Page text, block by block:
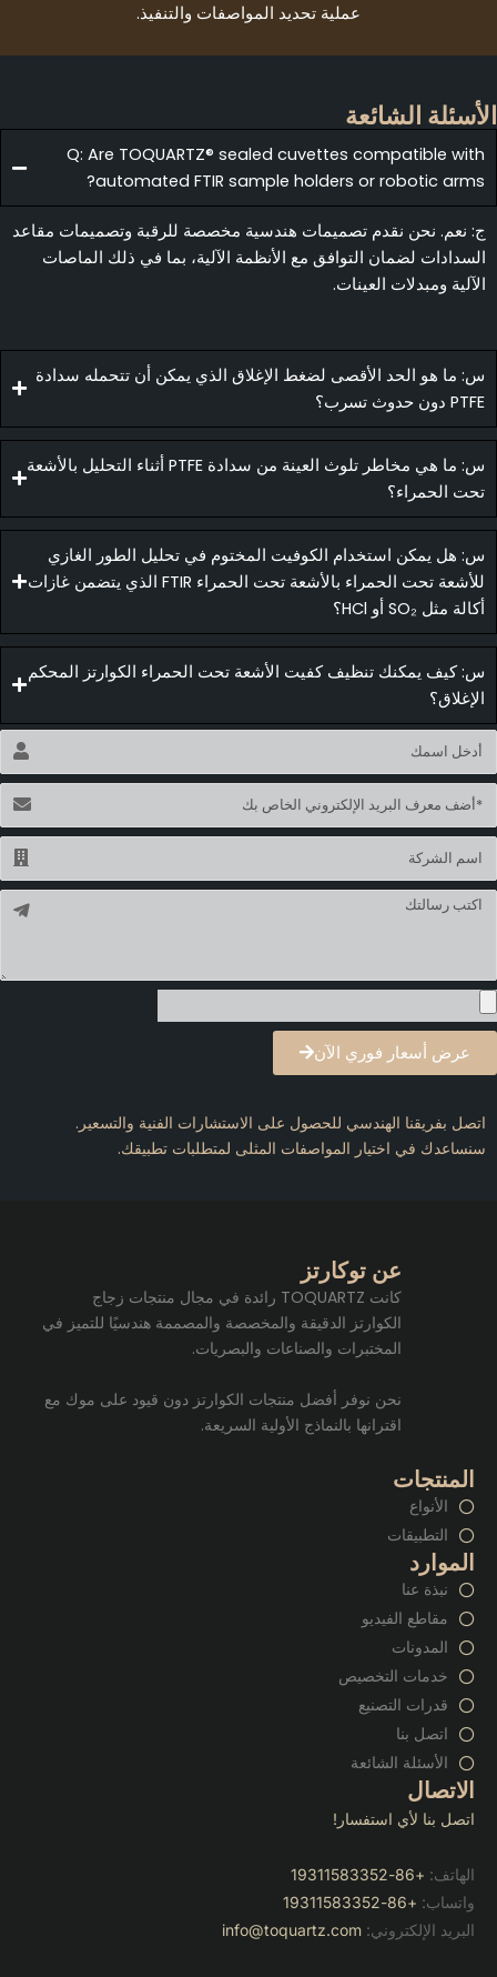
عملية تحديد المواصفات والتنفيذ.
الشائعة
Q: Are TOQUARTZ® sealed cuvettes compatible with
automated FTIR sample holders or robotic arms?
نعم. نحن نقدم تصميمات هندسية مخصصة للرقبة وتصميمات مقاعد
لضمان التوافق مع الأنظمة الآلية، بما في ذلك الماصات
ومبدلات العينات.
س: ما هو الحد الأقصى لضغط الإغلاق الذي يمكن أن تتحمله سدادة
PTFE دون حدوث تسرب؟
س: ما هي مخاطر تلوث العينة من سدادة PTFE أثناء التحليل بالأشعة
تحت الحمراء؟
س: هل يمكن استخدام الكوفيت المختوم في تحليل الطور الغازي
للأشعة تحت الحمراء بالأشعة تحت الحمراء FTIR الذي يتضمن غازات
أكالة مثل SO₂ أو HCl؟
س: كيف يمكنك تنظيف كفيت الأشعة تحت الحمراء الكوارتز المحكم
الإغلاق؟
عرض أسعار فوري الآن
بفريقنا الهندسي للحصول على الاستشارات الفنية والتسعير.
في اختيار المواصفات المثلى لمتطلبات تطبيقك.
عن توكارتز
كانت TOQUARTZ رائدة في مجال منتجات زجاج
الكوارتز الدقيقة والمخصصة والمصممة هندسيًا للتميز في
المختبرات والصناعات والبصريات.
نحن نوفر أفضل منتجات الكوارتز دون قيود على موك مع
اقترانها بالنماذج الأولية السريعة.
المنتجات
الأنواع
التطبيقات
الموارد
نبذة عنا
مقاطع الفيديو
المدونات
خدمات التخصيص
قدرات التصنيع
اتصل بنا
الأسئلة الشائعة
الاتصال
اتصل بنا لأي استفسار!
الهاتف: +86-19311583352
واتساب: +86-19311583352
البريد الإلكتروني: info@toquartz.com